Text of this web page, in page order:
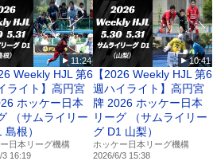
11:24
Weekly HJL 第6
ライト】⾼円宮
ホッケー⽇本
（サムライリー
島根）
日本リーグ機構
3 16:19
10:41
【2026 Weekly HJL 第6
週ハイライト】⾼円宮
牌 2026 ホッケー⽇本
リーグ （サムライリー
グ D1 山梨）
ホッケー日本リーグ機構
2026/6/3 15:38